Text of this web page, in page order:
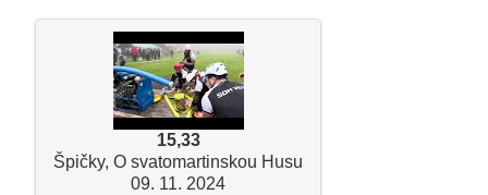
15,33
Špičky, O svatomartinskou Husu
09. 11. 2024